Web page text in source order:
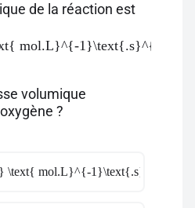
de la réaction est
mol.L}^{-1}\text{.s}^{-1}
volumique
?
\text{ mol.L}^{-1}\text{.s}^{-1}